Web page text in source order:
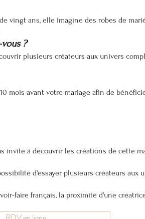
vingt ans, elle imagine des robes de
?
plusieurs créateurs aux univers
mois avant votre mariage afin de
invite à découvrir les créations de cette
d'essayer plusieurs créateurs aux
faire français, la proximité d'une